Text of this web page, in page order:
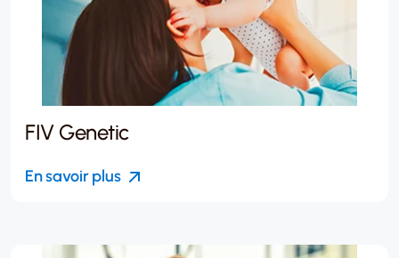
FIV Genetic
En savoir plus